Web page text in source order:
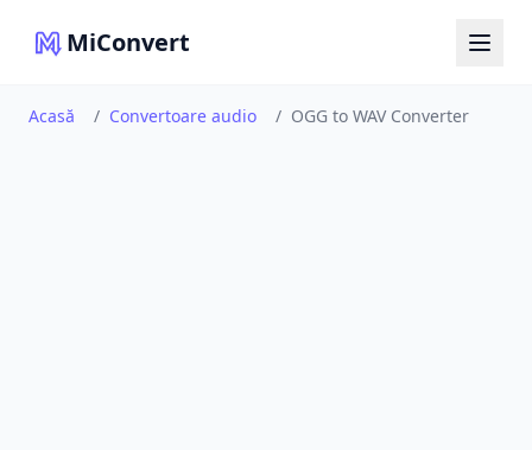
MiConvert
Acasă / Convertoare audio / OGG to WAV Converter